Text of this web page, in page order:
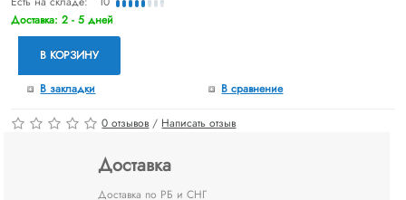
Доставка: 2 - 5 дней
В КОРЗИНУ
В закладки В сравнение
0 отзывов / Написать отзыв
Доставка
Доставка по РБ и СНГ